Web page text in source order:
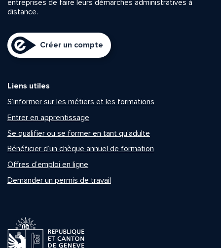
entreprises de faire leurs démarches administratives à
distance.
Créer un compte
Liens utiles
S’informer sur les métiers et les formations
Entrer en apprentissage
Se qualifier ou se former en tant qu’adulte
Bénéficier d’un chèque annuel de formation
Offres d’emploi en ligne
Demander un permis de travail